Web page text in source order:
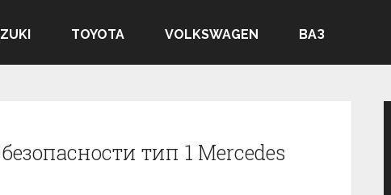
TOYOTA VOLKSWAGEN ВАЗ
тип 1 Mercedes